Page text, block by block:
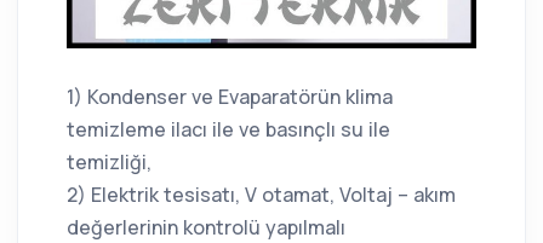
1) Kondenser ve Evaparatörün klima
temizleme ilacı ile ve basınçlı su ile
temizliği,
2) Elektrik tesisatı, V otamat, Voltaj – akım
değerlerinin kontrolü yapılmalı